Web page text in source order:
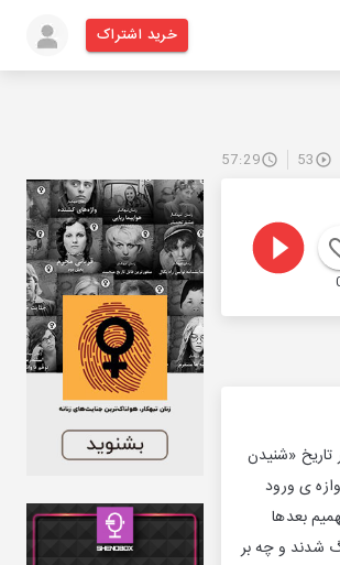
خرید اشتراک
53
57:29
تاریخ «شنیدن
ی ورود
بعدها
شدند و چه بر